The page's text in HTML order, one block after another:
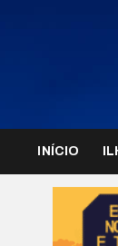
INÍCIO